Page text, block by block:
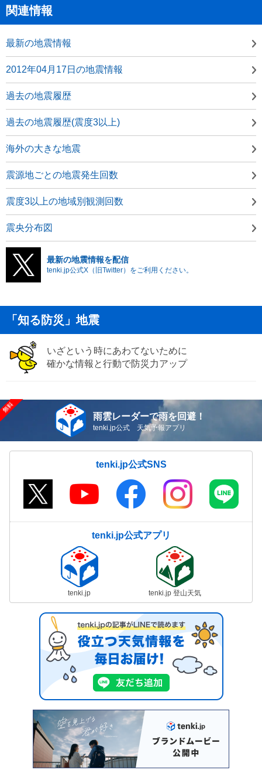
関連情報
最新の地震情報
2012年04月17日の地震情報
過去の地震履歴
過去の地震履歴(震度3以上)
海外の大きな地震
震源地ごとの地震発生回数
震度3以上の地域別観測回数
震央分布図
最新の地震情報を配信
tenki.jp公式X（旧Twitter）をご利用ください。
「知る防災」地震
いざという時にあわてないために
確かな情報と行動で防災力アップ
雨雲レーダーで雨を回避！
tenki.jp公式 天気予報アプリ
tenki.jp公式SNS
tenki.jp公式アプリ
tenki.jp tenki.jp 登山天気